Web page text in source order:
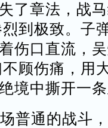
了章法，战
到极致。子
伤口直流，
顾伤痛，用
境中撕开一条
普通的战斗